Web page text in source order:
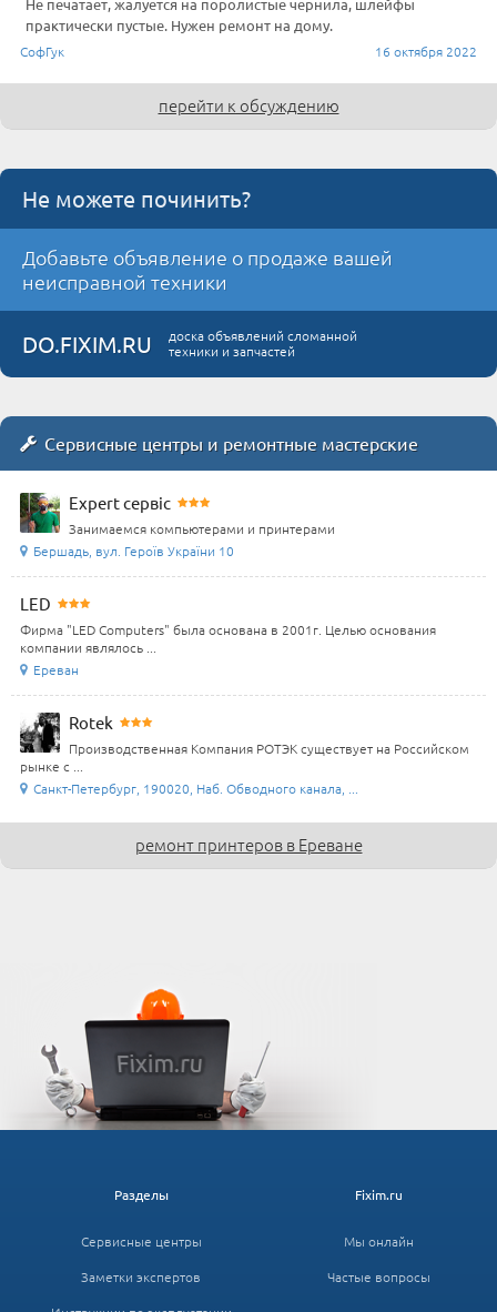
Не печатает, жалуется на поролистые чернила, шлейфы
практически пустые. Нужен ремонт на дому.
СофГук 16 октября 2022
перейти к обсуждению
Не можете починить?
Добавьте объявление о продаже вашей
неисправной техники
DO.FIXIM.RU
доска объявлений сломанной
техники и запчастей
Сервисные центры и ремонтные мастерские
Expert сервіс
Занимаемся компьютерами и принтерами
Бершадь, вул. Героїв України 10
LED
Фирма "LED Computers" была основана в 2001г. Целью основания
компании являлось ...
Ереван
Rotek
Производственная Компания РОТЭК существует на Российском
рынке с ...
Санкт-Петербург, 190020, Наб. Обводного канала, ...
ремонт принтеров в Ереване
Fixim.ru
Мы онлайн
Частые вопросы
Разделы
Сервисные центры
Заметки экспертов